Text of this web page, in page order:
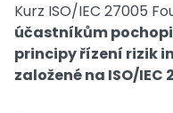
Kurz ISO/IEC 27005
účastníkům
principy řízení rizik
založené na ISO/IEC